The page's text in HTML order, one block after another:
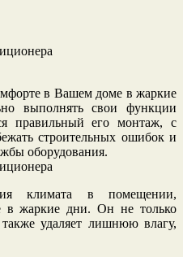
в Вашем доме в жаркие
выполнять свои функции
правильный его монтаж, с
строительных ошибок и
оборудования.
климата в помещении,
в жаркие дни. Он не только
удаляет лишнюю влагу,